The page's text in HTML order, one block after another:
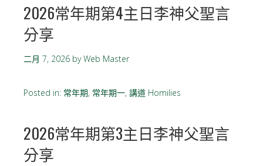
2026常年期第4主日李神父聖言
分享
二月 7, 2026 byWeb Master
Posted in: 常年期, 常年期一, 講道 Homilies
2026常年期第3主日李神父聖言
分享